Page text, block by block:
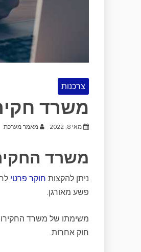
צרכנות
משרד
מאי 8, 2022 מאמר מערכת
משרד
ניתן להקצות חוקר פרטי
פשע מאורגן.
משימתו של משרד החקירות
חוק אחרות.